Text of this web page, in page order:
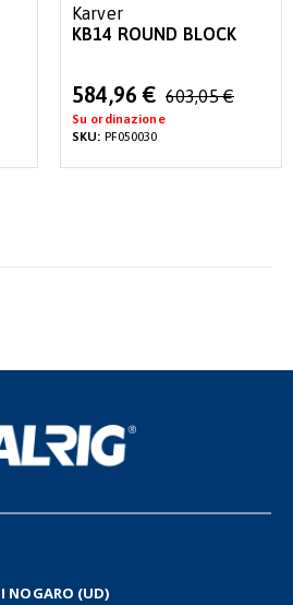
Karver
KB14 ROUND BLOCK
Special
Price
584,96 € 603,05 €
Su ordinazione
SKU: PF050030
NOGARO (UD)